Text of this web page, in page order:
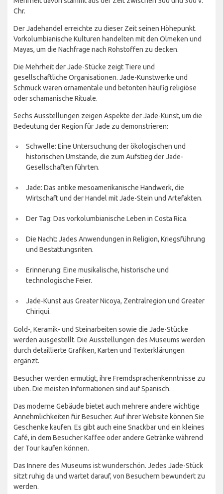
Chr.
Der Jadehandel erreichte zu dieser Zeit seinen Höhepunkt.
Vorkolumbianische Kulturen handelten mit den Olmeken und
Mayas, um die Nachfrage nach Rohstoffen zu decken.
Die Mehrheit der Jade-Stücke zeigt Tiere und
gesellschaftliche Organisationen. Jade-Kunstwerke und
Schmuck waren ornamentale und betonten häufig religiöse
oder schamanische Rituale.
Sechs Ausstellungen zeigen Aspekte der Jade-Kunst, um die
Bedeutung der Region für Jade zu demonstrieren:
Schwelle: Eine Untersuchung der ökologischen und
historischen Umstände, die zum Aufstieg der Jade-
Gesellschaften führten.
Jade: Das antike mesoamerikanische Handwerk, die
Wirtschaft und der Handel mit Jade-Stein und Artefakten.
Der Tag: Das vorkolumbianische Leben in Costa Rica.
Die Nacht: Jades Anwendungen in Religion, Kriegsführung
und Bestattungsriten.
Erinnerung: Eine musikalische, historische und
technologische Feier.
Jade-Kunst aus Greater Nicoya, Zentralregion und Greater
Chiriqui.
Gold-, Keramik- und Steinarbeiten sowie die Jade-Stücke
werden ausgestellt. Die Ausstellungen des Museums werden
durch detaillierte Grafiken, Karten und Texterklärungen
ergänzt.
Besucher werden ermutigt, ihre Fremdsprachenkenntnisse zu
üben. Die meisten Informationen sind auf Spanisch.
Das moderne Gebäude bietet auch mehrere andere wichtige
Annehmlichkeiten für Besucher. Auf ihrer Website können Sie
Geschenke kaufen. Es gibt auch eine Snackbar und ein kleines
Café, in dem Besucher Kaffee oder andere Getränke während
der Tour kaufen können.
Das Innere des Museums ist wunderschön. Jedes Jade-Stück
sitzt ruhig da und wartet darauf, von Besuchern bewundert zu
werden.